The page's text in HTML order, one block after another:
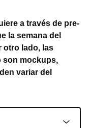
a través de pre-
la semana del
otro lado, las
son mockups,
variar del